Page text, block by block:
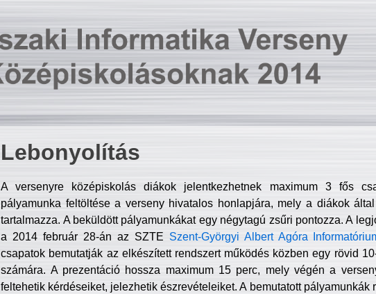
Lebonyolítás
A versenyre középiskolás diákok jelentkezhetnek maximum 3 fős
pályamunka feltöltése a verseny hivatalos honlapjára, mely a diákok
tartalmazza. A beküldött pályamunkákat egy négytagú zsűri pontozza. A
a 2014 február 28-án az SZTE Szent-Györgyi Albert Agóra
csapatok bemutatják az elkészített rendszert működés közben egy rövid
számára. A prezentáció hossza maximum 15 perc, mely végén a
feltehetik kérdéseiket, jelezhetik észrevételeiket. A bemutatott